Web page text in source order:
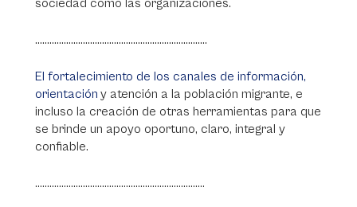
sociedad como las organizaciones.
........................................................................
El fortalecimiento de los canales de información,
orientación y atención a la población migrante, e
incluso la creación de otras herramientas para que
se brinde un apoyo oportuno, claro, integral y
confiable.
.......................................................................